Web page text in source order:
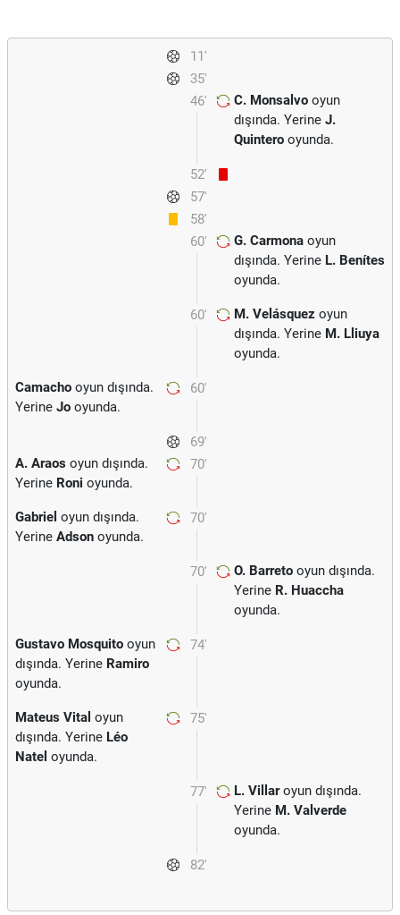
11'
35'
46'
C. Monsalvo oyun
dışında. Yerine J.
Quintero oyunda.
52'
57'
58'
60'
G. Carmona oyun
dışında. Yerine L. Benítes
oyunda.
60' M. Velásquez oyun
dışında. Yerine M. Lliuya
oyunda.
60'
Camacho oyun dışında.
Yerine Jo oyunda.
69'
70'
A. Araos oyun dışında.
Yerine Roni oyunda.
70'
Gabriel oyun dışında.
Yerine Adson oyunda.
70' O. Barreto oyun dışında.
Yerine R. Huaccha
oyunda.
74'
Gustavo Mosquito oyun
dışında. Yerine Ramiro
oyunda.
75'
Mateus Vital oyun
dışında. Yerine Léo
Natel oyunda.
77' L. Villaroyun dışında.
Yerine M. Valverde
oyunda.
82'